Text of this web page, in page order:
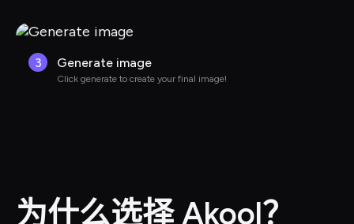
3 Generate image
Click generate to create your final image!
为什么选择 Akool？